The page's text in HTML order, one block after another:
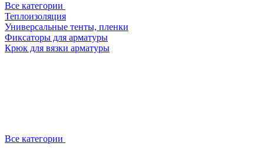
Все категории
Теплоизоляция
Универсальные тенты, пленки
Фиксаторы для арматуры
Крюк для вязки арматуры
Все категории